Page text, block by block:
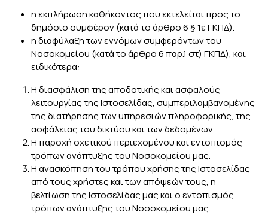
η εκπλήρωση καθήκοντος που εκτελείται προς το
δημόσιο συμφέρον (κατά το άρθρο 6 § 1ε ΓΚΠΔ).
η διαφύλαξη των εννόμων συμφερόντων του
Νοσοκομείου (κατά το άρθρο 6 παρ.1 στ) ΓΚΠΔ), και
ειδικότερα:
Η διασφάλιση της αποδοτικής και ασφαλούς
λειτουργίας της Ιστοσελίδας, συμπεριλαμβανομένης
της διατήρησης των υπηρεσιών πληροφορικής, της
ασφάλειας του δικτύου και των δεδομένων.
H παροχή σχετικού περιεχομένου και εντοπισμός
τρόπων ανάπτυξης του Νοσοκομείου μας.
Η ανασκόπηση του τρόπου χρήσης της Ιστοσελίδας
από τους χρήστες και των απόψεών τους, η
βελτίωση της Ιστοσελίδας μας και ο εντοπισμός
τρόπων ανάπτυξης του Νοσοκομείου μας.